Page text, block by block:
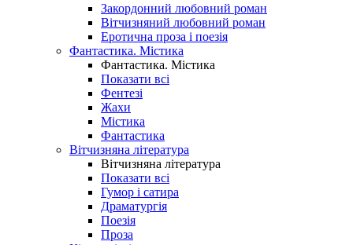
Закордонний любовний роман
Вітчизняний любовний роман
Еротична проза і поезія
Фантастика. Містика
Фантастика. Містика
Показати всі
Фентезі
Жахи
Містика
Фантастика
Вітчизняна література
Вітчизняна література
Показати всі
Гумор і сатира
Драматургія
Поезія
Проза